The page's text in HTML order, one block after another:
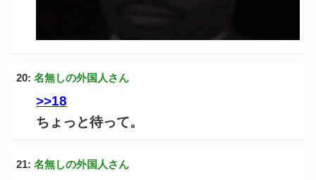
20: 名無しの外国人さん
>>18
ちょっと待って。
21: 名無しの外国人さん